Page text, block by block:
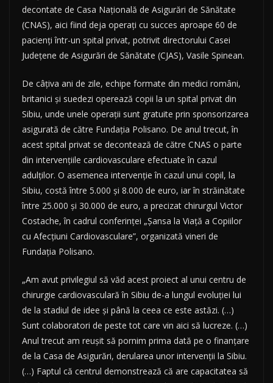
decontate de Casa Naţională de Asigurări de Sănătate
(CNAS), aici fiind deja operaţi cu succes aproape 60 de
pacienţi într-un spital privat, potrivit directorului Casei
Judeţene de Asigurări de Sănătate (CJAS), Vasile Spinean.
De câţiva ani de zile, echipe formate din medici români,
britanici şi suedezi operează copii la un spital privat din
Sibiu, unde unele operaţii sunt gratuite prin sponsorizarea
asigurată de către Fundaţia Polisano. De anul trecut, în
acest spital privat se decontează de către CNAS o parte
din intervenţiile cardiovasculare efectuate în cazul
adulţilor. O asemenea intervenţie în cazul unui copil, la
Sibiu, costă între 5.000 şi 8.000 de euro, iar în străinătate
între 25.000 şi 30.000 de euro, a precizat chirurgul Victor
Costache, în cadrul conferinţei „Şansa la Viaţă a Copiilor
cu Afecţiuni Cardiovasculare”, organizată vineri de
Fundaţia Polisano.
„Am avut privilegiul să văd acest proiect al unui centru de
chirurgie cardiovasculară în Sibiu de-a lungul evoluţiei lui
de la stadiul de idee şi până la ceea ce este astăzi. (…)
Sunt colaboratori de peste tot care vin aici să lucreze. (…)
Anul trecut am reuşit să pornim prima dată pe o finanţare
de la Casa de Asigurări, derularea unor intervenţii la Sibiu.
(…) Faptul că centrul demonstrează că are capacitatea să